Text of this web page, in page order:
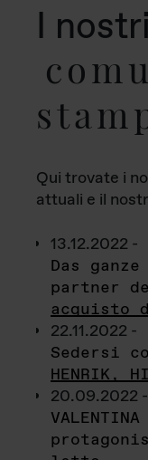
I nostri
Qui trovate i
attuali e il
13.12.2022 -
Das
partner
acquisto
22.11.2022 -
Sedersi
HENRIK,
20.09.2022 -